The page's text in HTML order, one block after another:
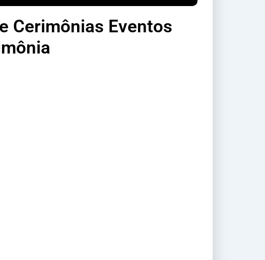
Cerimônias Eventos